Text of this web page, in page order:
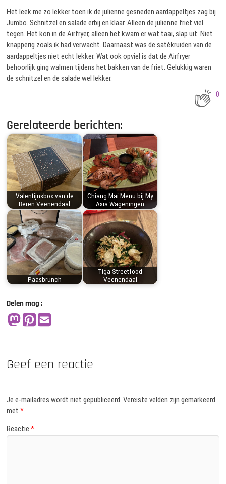
Het leek me zo lekker toen ik de julienne gesneden aardappeltjes zag bij
Jumbo. Schnitzel en salade erbij en klaar. Alleen de julienne friet viel
tegen. Het kon in de Airfryer, alleen het kwam er wat taai, slap uit. Niet
knapperig zoals ik had verwacht. Daarnaast was de satékruiden van de
aardappeltjes niet echt lekker. Wat ook opviel is dat de Airfryer
behoorlijk ging walmen tijdens het bakken van de friet. Gelukkig waren
de schnitzel en de salade wel lekker.
0
Gerelateerde berichten:
Valentijnsbox van de
Beren Veenendaal
Chiang Mai Menu bij My
Asia Wageningen
Paasbrunch
Tiga Streetfood
Veenendaal
Delen mag :
Geef een reactie
Je e-mailadres wordt niet gepubliceerd. Vereiste velden zijn gemarkeerd
met*
Reactie*